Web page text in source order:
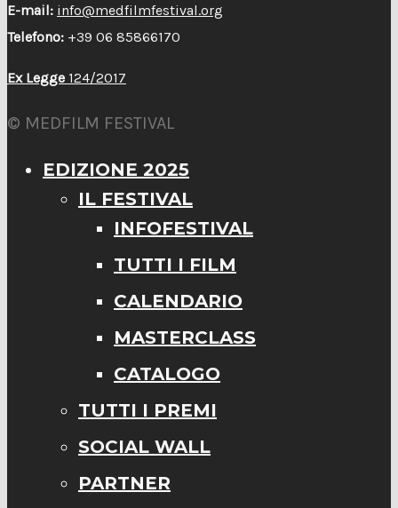
E-mail: info@medfilmfestival.org
Telefono: +39 06 85866170
Ex Legge 124/2017
© MEDFILM FESTIVAL
EDIZIONE 2025
IL FESTIVAL
INFOFESTIVAL
TUTTI I FILM
CALENDARIO
MASTERCLASS
CATALOGO
TUTTI I PREMI
SOCIAL WALL
PARTNER